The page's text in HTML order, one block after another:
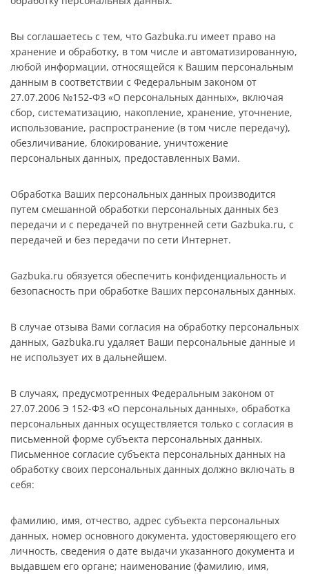
Вы соглашаетесь с тем, что Gazbuka.ru имеет право на
хранение и обработку, в том числе и автоматизированную,
любой информации, относящейся к Вашим персональным
данным в соответствии с Федеральным законом от
27.07.2006 №152-ФЗ «О персональных данных», включая
сбор, систематизацию, накопление, хранение, уточнение,
использование, распространение (в том числе передачу),
обезличивание, блокирование, уничтожение
персональных данных, предоставленных Вами.
Обработка Ваших персональных данных производится
путем смешанной обработки персональных данных без
передачи и с передачей по внутренней сети Gazbuka.ru, c
передачей и без передачи по сети Интернет.
Gazbuka.ru обязуется обеспечить конфиденциальность и
безопасность при обработке Ваших персональных данных.
В случае отзыва Вами согласия на обработку персональных
данных, Gazbuka.ru удаляет Ваши персональные данные и
не использует их в дальнейшем.
В случаях, предусмотренных Федеральным законом от
27.07.2006 Э 152-ФЗ «О персональных данных», обработка
персональных данных осуществляется только с согласия в
письменной форме субъекта персональных данных.
Письменное согласие субъекта персональных данных на
обработку своих персональных данных должно включать в
себя:
фамилию, имя, отчество, адрес субъекта персональных
данных, номер основного документа, удостоверяющего его
личность, сведения о дате выдачи указанного документа и
выдавшем его органе; наименование (фамилию, имя,